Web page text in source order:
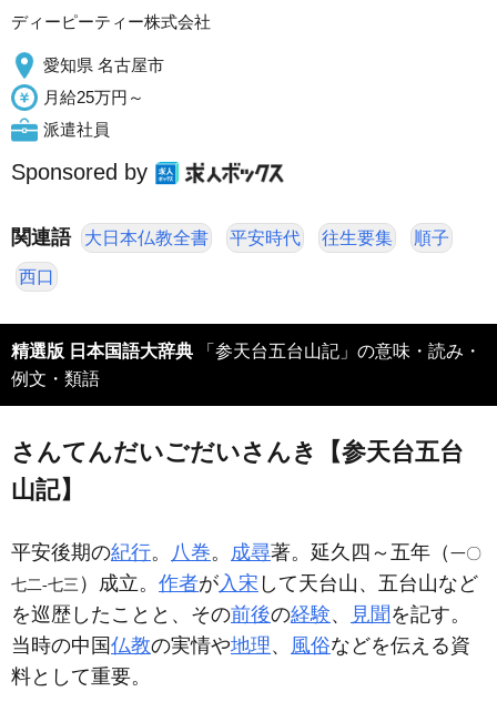
ディーピーティー株式会社
愛知県 名古屋市
月給25万円～
派遣社員
Sponsored by
関連語 大日本仏教全書 平安時代 往生要集 順子
西口
精選版 日本国語大辞典
例文・類語
さんてんだいごだいさんき【参天台五台
山記】
平安後期の紀行。 八巻。 成尋著。延久四～五年（一〇
七二‐七三 ）成立。 作者が入宋 して天台山、五台山など
を巡歴したことと、その前後の経験、 見聞 を記す。
当時の中国仏教の実情や地理、 風俗などを伝える資
料として重要。